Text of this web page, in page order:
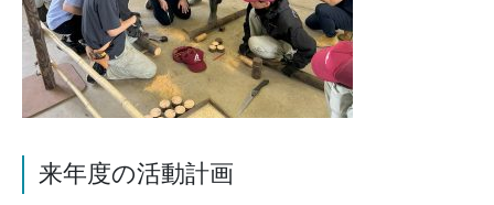
来年度の活動計画